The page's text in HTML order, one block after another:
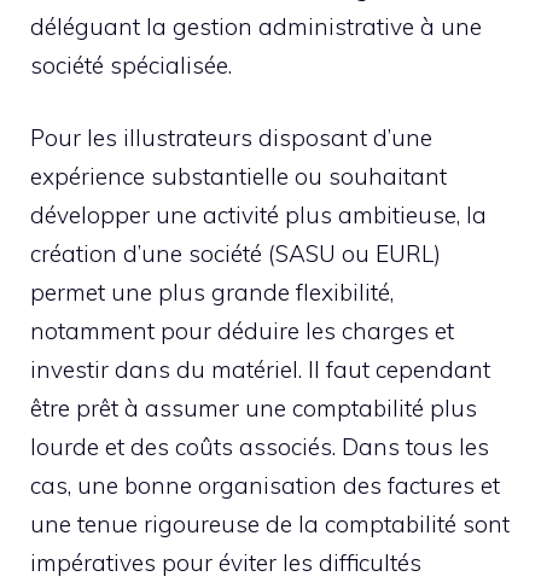
déléguant la gestion administrative à une
société spécialisée.
Pour les illustrateurs disposant d’une
expérience substantielle ou souhaitant
développer une activité plus ambitieuse, la
création d’une société (SASU ou EURL)
permet une plus grande flexibilité,
notamment pour déduire les charges et
investir dans du matériel. Il faut cependant
être prêt à assumer une comptabilité plus
lourde et des coûts associés. Dans tous les
cas, une bonne organisation des factures et
une tenue rigoureuse de la comptabilité sont
impératives pour éviter les difficultés